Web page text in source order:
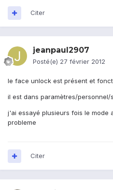
Citer
jeanpaul2907
Posté(e) 27 février 2012
le face unlock est présent et
il est dans paramètres/
j'ai essayé plusieurs fois le mode
probleme
Citer